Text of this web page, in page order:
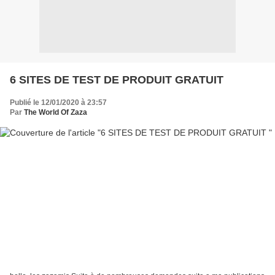
6 SITES DE TEST DE PRODUIT GRATUIT
Publié le 12/01/2020 à 23:57
Par The World Of Zaza